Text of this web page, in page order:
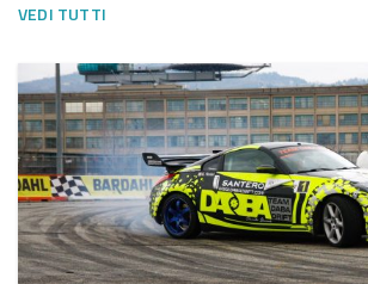
VEDI TUTTI